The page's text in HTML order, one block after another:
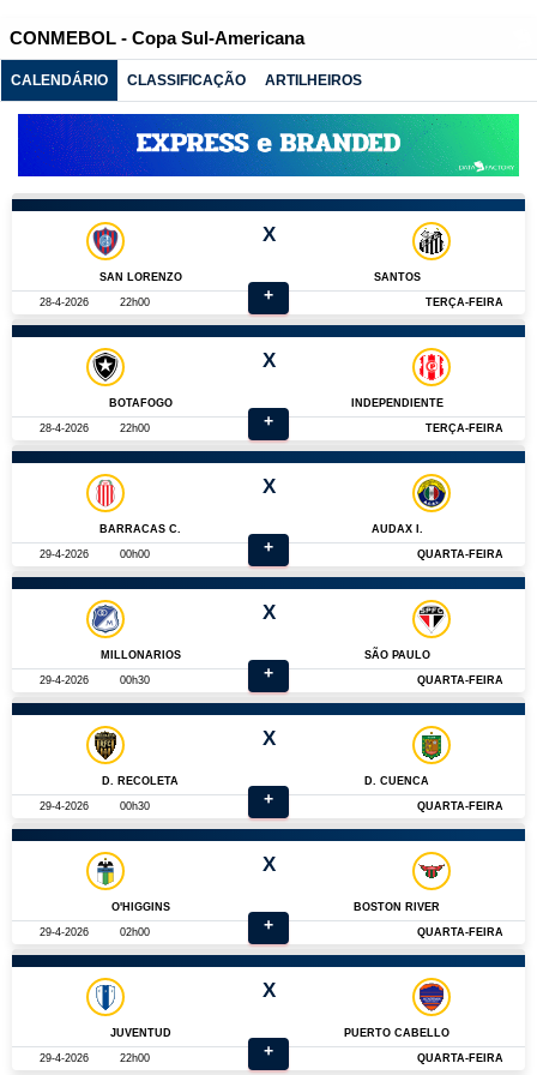
CONMEBOL - Copa Sul-Americana
CALENDÁRIO CLASSIFICAÇÃO ARTILHEIROS
SAN LORENZO
X
SANTOS
+
28-4-2026 22h00 TERÇA-FEIRA
BOTAFOGO
X
INDEPENDIENTE
+
28-4-2026 22h00 TERÇA-FEIRA
BARRACAS C.
X
AUDAX I.
+
29-4-2026 00h00 QUARTA-FEIRA
MILLONARIOS
X
SÃO PAULO
+
29-4-2026 00h30 QUARTA-FEIRA
D. RECOLETA
X
D. CUENCA
+
29-4-2026 00h30 QUARTA-FEIRA
O'HIGGINS
X
BOSTON RIVER
+
29-4-2026 02h00 QUARTA-FEIRA
JUVENTUD
X
PUERTO CABELLO
+
29-4-2026 22h00 QUARTA-FEIRA